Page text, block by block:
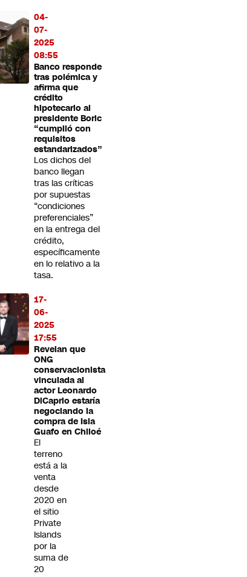
04-
07-
2025
08:55
Banco responde
tras polémica y
afirma que
crédito
hipotecario al
presidente Boric
“cumplió con
requisitos
estandarizados”
Los dichos del
banco llegan
tras las críticas
por supuestas
“condiciones
preferenciales”
en la entrega del
crédito,
específicamente
en lo relativo a la
tasa.
17-
06-
2025
17:55
Revelan que
ONG
conservacionista
vinculada al
actor Leonardo
DiCaprio estaría
negociando la
compra de Isla
Guafo en Chiloé
El
terreno
está a la
venta
desde
2020 en
el sitio
Private
Islands
por la
suma de
20